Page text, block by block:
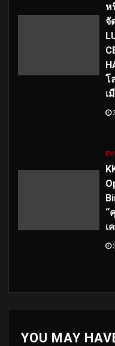
ห
จั
โ
เ
“
เ
YOU MAY